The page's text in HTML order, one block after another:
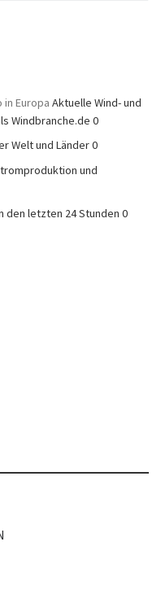
Europa Aktuelle Wind- und
Windbranche.de 0
Welt und Länder 0
und
den letzten 24 Stunden 0